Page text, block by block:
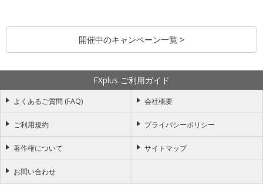
開催中のキャンペーン一覧 >
FXplus ご利用ガイド
よくあるご質問 (FAQ) 会社概要
ご利用規約 プライバシーポリシー
著作権について サイトマップ
お問い合わせ